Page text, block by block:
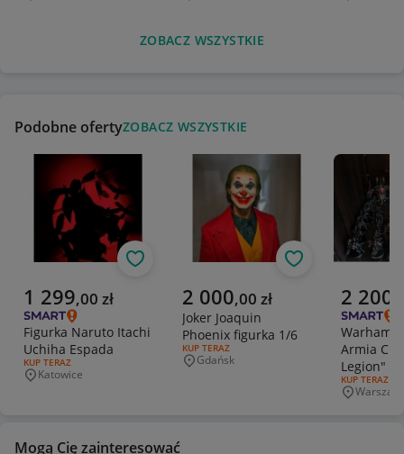
ZOBACZ WSZYSTKIE
Podobne ofertyZOBACZ WSZYSTKIE
Aktualna cena
1 299,00 zł
Figurka Naruto Itachi
Uchiha Espada
RODZAJ OFERTY:
KUP TERAZ
Miejscowość
Katowice
Obserwuj
Aktualna cena
2 000,00 zł
Joker Joaquin
Phoenix figurka 1/6
RODZAJ OFERTY:
KUP TERAZ
Miejscowość
Gdańsk
Obserwuj
Aktualna
2 200
Armia
Legion"
RODZAJ
KUP TERAZ
Mogą Cię zainteresować